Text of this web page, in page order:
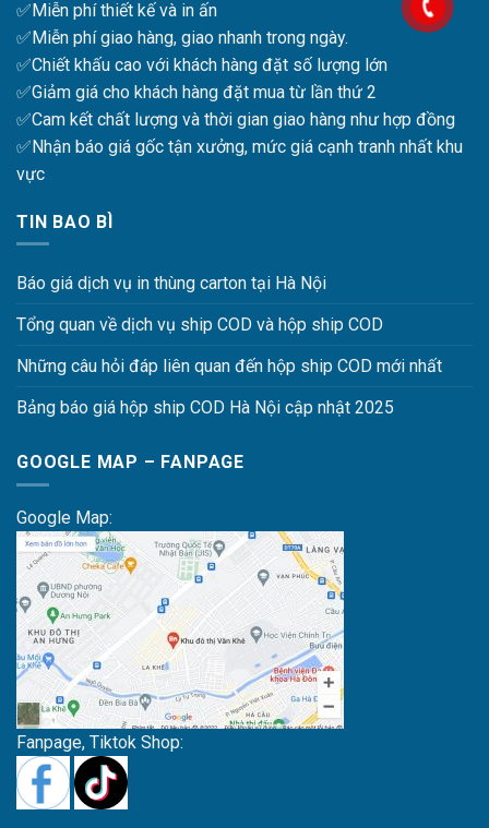
✅Miễn phí thiết kế và in ấn
✅Miễn phí giao hàng, giao nhanh trong ngày.
✅Chiết khấu cao với khách hàng đặt số lượng lớn
✅Giảm giá cho khách hàng đặt mua từ lần thứ 2
✅Cam kết chất lượng và thời gian giao hàng như hợp đồng
✅Nhận báo giá gốc tận xưởng, mức giá cạnh tranh nhất khu
vực
TIN BAO BÌ
Báo giá dịch vụ in thùng carton tại Hà Nội
Tổng quan về dịch vụ ship COD và hộp ship COD
Những câu hỏi đáp liên quan đến hộp ship COD mới nhất
Bảng báo giá hộp ship COD Hà Nội cập nhật 2025
GOOGLE MAP – FANPAGE
Google Map:
Fanpage, Tiktok Shop: